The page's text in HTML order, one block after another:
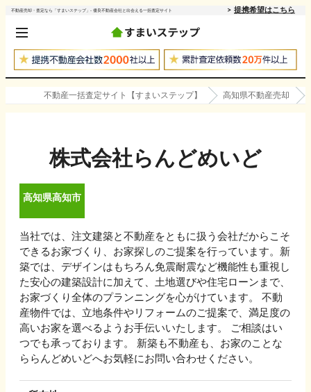
不動産売却・査定なら「すまいステップ」- 優良不動産会社と出会える一括査定サイト 提携希望はこちら
不動産一括査定サイト【すまいステップ】 高知県不動産売却
株式会社らんどめいど
高知県高知市
当社では、注文建築と不動産をともに扱う会社だからこそ
できるお家づくり、お家探しのご提案を行っています。新
築では、デザインはもちろん免震耐震など機能性も重視し
た安心の建築設計に加えて、土地選びや住宅ローンまで、
お家づくり全体のプランニングを心がけています。 不動
産物件では、立地条件やリフォームのご提案で、満足度の
高いお家を選べるようお手伝いいたします。 ご相談はい
つでも承っております。 新築も不動産も、お家のことな
ららんどめいどへお気軽にお問い合わせください。